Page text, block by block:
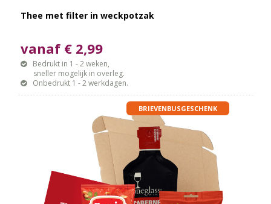
Thee met filter in weckpotzak
vanaf € 2,99
Bedrukt in 1 - 2 weken,
sneller mogelijk in overleg.
Onbedrukt 1 - 2 werkdagen.
BRIEVENBUSGESCHENK